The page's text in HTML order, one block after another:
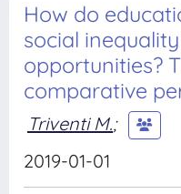
How do
social
opportunities?
comparative
Triventi M.;
2019-01-01